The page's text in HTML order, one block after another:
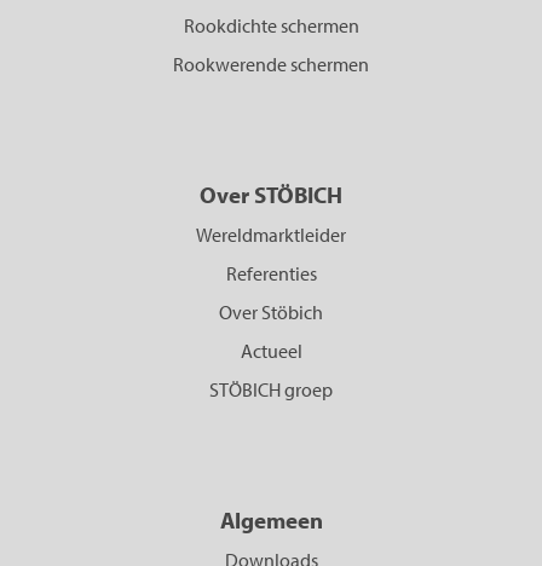
Rookdichte schermen
Rookwerende schermen
Over STÖBICH
Wereldmarktleider
Referenties
Over Stöbich
Actueel
STÖBICH groep
Algemeen
Downloads